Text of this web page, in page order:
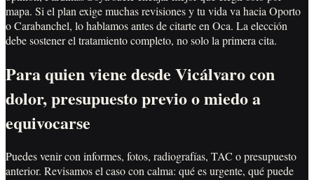
mapa. Si el plan exige muchas revisiones y tu vida va hacia Oporto
o Carabanchel, lo hablamos antes de citarte en Oca. La elección
debe sostener el tratamiento completo, no solo la primera cita.
Para quien viene desde Vicálvaro con
dolor, presupuesto previo o miedo a
equivocarse
Puedes venir con informes, fotos, radiografías, TAC o presupuesto
anterior. Revisamos el caso con calma: qué es urgente, qué puede